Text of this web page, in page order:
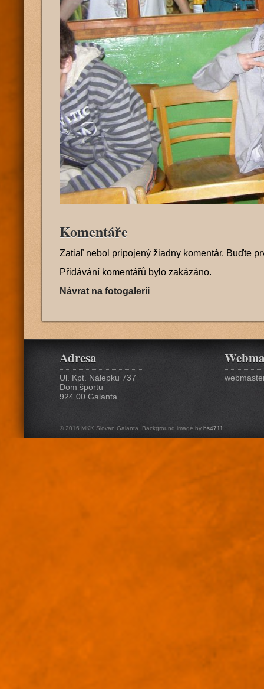
Komentáře
Zatiaľ nebol pripojený žiadny komentár. Buďte
Přidávání komentářů bylo zakázáno.
Návrat na fotogalerii
Adresa
Ul. Kpt. Nálepku 737
Dom športu
924 00 Galanta
© 2016 MKK Slovan Galanta. Background image by bs4711